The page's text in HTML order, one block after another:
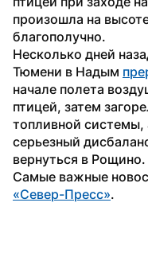
произошла на
благополучно.
Несколько дней
Тюмени в Надым
начале полета
птицей, затем
топливной
серьезный
вернуться в Рощино.
«Север-Пресс».